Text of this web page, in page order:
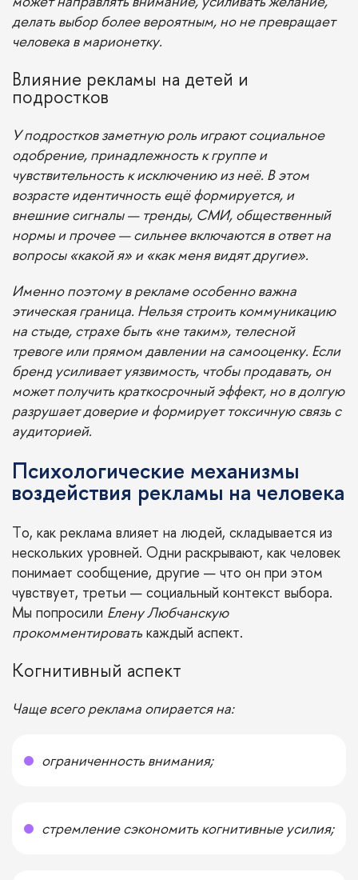
делать выбор более вероятным, но не превращает
человека в марионетку.
Влияние рекламы на детей и
подростков
У подростков заметную роль играют социальное
одобрение, принадлежность к группе и
чувствительность к исключению из неё. В этом
возрасте идентичность ещё формируется, и
внешние сигналы — тренды, СМИ, общественный
нормы и прочее — сильнее включаются в ответ на
вопросы «какой я» и «как меня видят другие».
Именно поэтому в рекламе особенно важна
этическая граница. Нельзя строить коммуникацию
на стыде, страхе быть «не таким», телесной
тревоге или прямом давлении на самооценку. Если
бренд усиливает уязвимость, чтобы продавать, он
может получить краткосрочный эффект, но в долгую
разрушает доверие и формирует токсичную связь с
аудиторией.
Психологические механизмы
воздействия рекламы на человека
То, как реклама влияет на людей, складывается из
нескольких уровней. Одни раскрывают, как человек
понимает сообщение, другие — что он при этом
чувствует, третьи — социальный контекст выбора.
Мы попросили Елену Любчанскую
прокомментировать каждый аспект.
Когнитивный аспект
Чаще всего реклама опирается на:
ограниченность внимания;
стремление сэкономить когнитивные усилия;